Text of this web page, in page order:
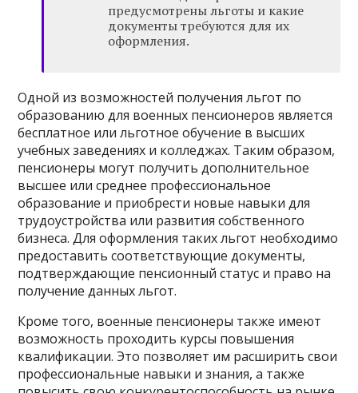
предусмотрены льготы и какие
документы требуются для их
оформления.
Одной из возможностей получения льгот по
образованию для военных пенсионеров является
бесплатное или льготное обучение в высших
учебных заведениях и колледжах. Таким образом,
пенсионеры могут получить дополнительное
высшее или среднее профессиональное
образование и приобрести новые навыки для
трудоустройства или развития собственного
бизнеса. Для оформления таких льгот необходимо
предоставить соответствующие документы,
подтверждающие пенсионный статус и право на
получение данных льгот.
Кроме того, военные пенсионеры также имеют
возможность проходить курсы повышения
квалификации. Это позволяет им расширить свои
профессиональные навыки и знания, а также